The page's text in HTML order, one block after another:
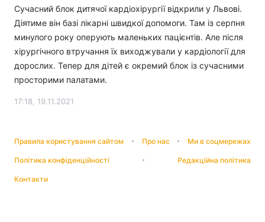
Сучасний блок дитячої кардіохірургії відкрили у Львові.
Діятиме він базі лікарні швидкої допомоги. Там із серпня
минулого року оперують маленьких пацієнтів. Але після
хірургічного втручання їх виходжували у кардіології для
дорослих. Тепер для дітей є окремий блок із сучасними
просторими палатами.
17:18, 19.11.2021
Правила користування сайтом Про нас Ми в соцмережах
Політика конфіденційності Редакційна політика
Контакти